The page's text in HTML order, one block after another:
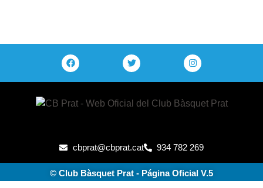
cbprat@cbprat.cat 934 782 269
© Club Bàsquet Prat - Página Oficial V.5